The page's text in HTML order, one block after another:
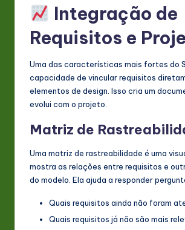
Integração de
Requisitos e
Uma das características mais fortes do
capacidade de vincular requisitos
elementos de design. Isso cria um
evolui com o projeto.
Matriz de
Uma matriz de rastreabilidade é uma
mostra as relações entre requisitos e
do modelo. Ela ajuda a responder
Quais requisitos ainda não foram
Quais requisitos já não são mais